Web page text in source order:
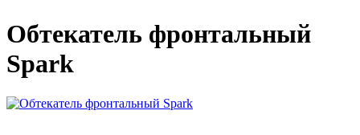
Обтекатель фронтальный
Spark